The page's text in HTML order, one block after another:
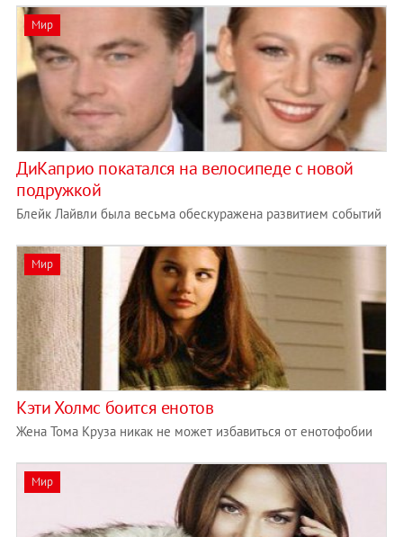
Мир
ДиКаприо покатался на велосипеде с новой
подружкой
Блейк Лайвли была весьма обескуражена развитием событий
Мир
Кэти Холмс боится енотов
Жена Тома Круза никак не может избавиться от енотофобии
Мир